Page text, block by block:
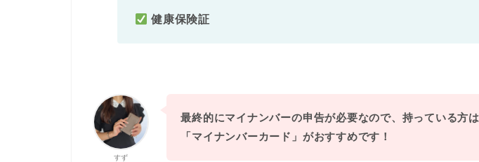
健康保険証
すず
最終的にマイナンバーの申告が必要なので、持っている方は
「マイナンバーカード」がおすすめです！